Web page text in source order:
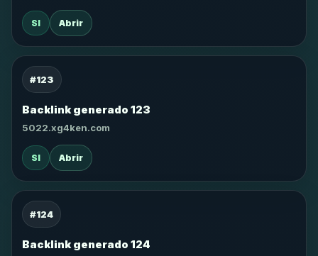
SI Abrir
#123
Backlink generado 123
5022.xg4ken.com
SI Abrir
#124
Backlink generado 124